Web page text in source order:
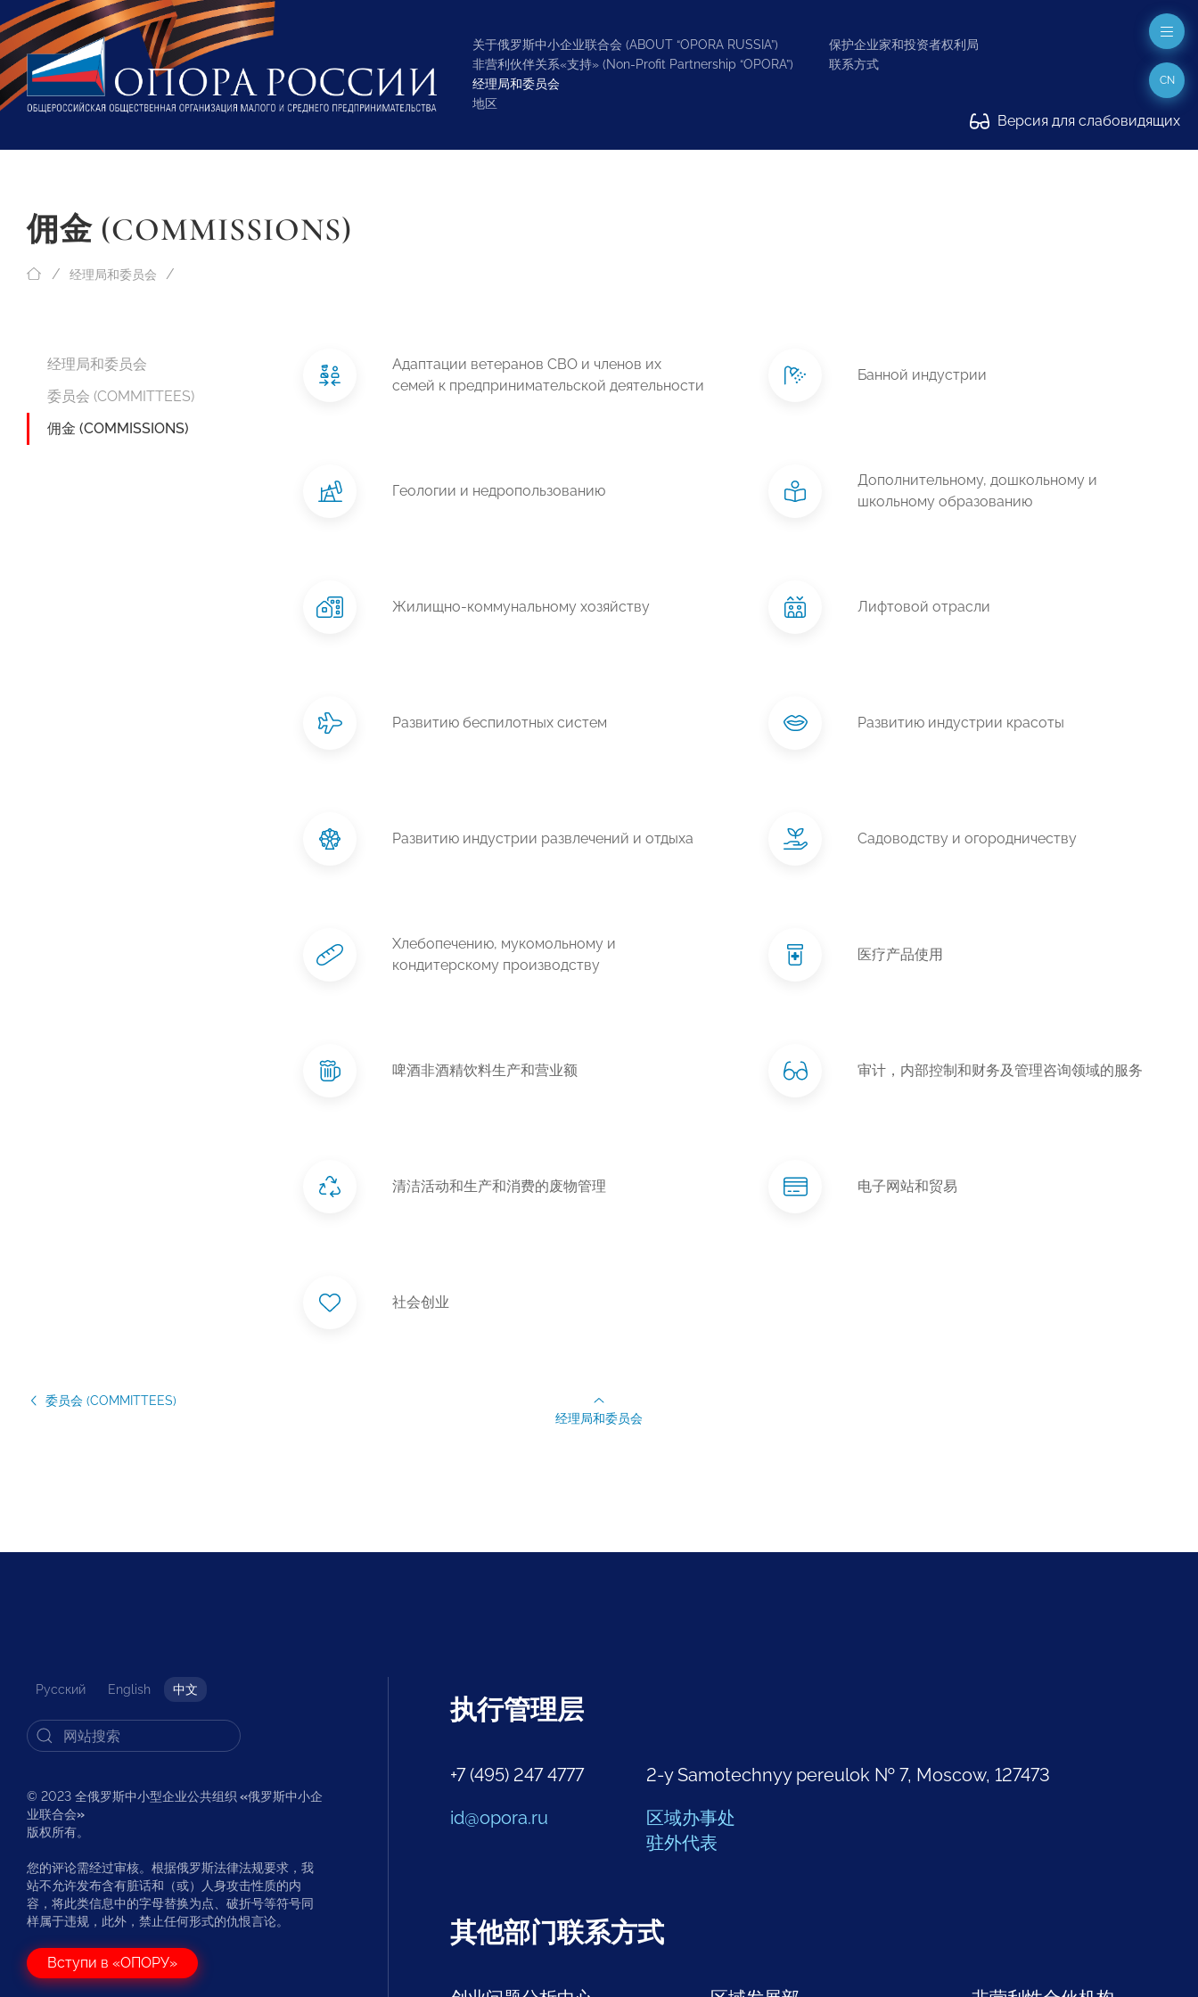
关于俄罗斯中小企业联合会 (ABOUT “OPORA RUSSIA”)
非营利伙伴关系«支持» (Non-Profit Partnership “OPORA”)
经理局和委员会
地区
保护企业家和投资者权利局
联系方式
Версия для слабовидящих
CN
佣金 (COMMISSIONS)
经理局和委员会
经理局和委员会
委员会 (COMMITTEES)
佣金 (COMMISSIONS)
Адаптации ветеранов СВО и членов их
семей к предпринимательской деятельности
Банной индустрии
Геологии и недропользованию
Дополнительному, дошкольному и
школьному образованию
Жилищно-коммунальному хозяйству Лифтовой отрасли
Развитию беспилотных систем Развитию индустрии красоты
Развитию индустрии развлечений и отдыха Садоводству и огородничеству
Хлебопечению, мукомольному и
кондитерскому производству
医疗产品使用
啤酒非酒精饮料生产和营业额 审计，内部控制和财务及管理咨询领域的服务
清洁活动和生产和消费的废物管理 电子网站和贸易
社会创业
委员会 (COMMITTEES)
经理局和委员会
Русский English 中文
© 2023 全俄罗斯中小型企业公共组织 «俄罗斯中小企
业联合会»
版权所有。
您的评论需经过审核。根据俄罗斯法律法规要求，我
站不允许发布含有脏话和（或）人身攻击性质的内
容，将此类信息中的字母替换为点、破折号等符号同
样属于违规，此外，禁止任何形式的仇恨言论。
Вступи в «ОПОРУ»
执行管理层
+7 (495) 247 4777
id@opora.ru
2-y Samotechnyy pereulok № 7, Moscow, 127473
区域办事处
驻外代表
其他部门联系方式